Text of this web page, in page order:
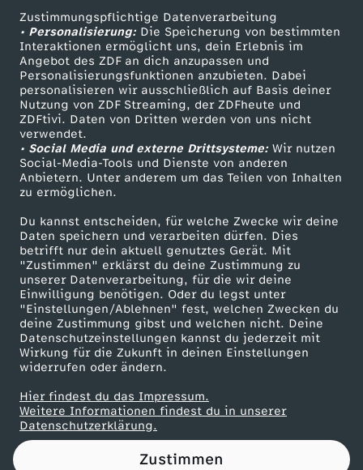
Zustimmungspflichtige Datenverarbeitung
• Personalisierung:Die Speicherung von bestimmten
Interaktionen ermöglicht uns, dein Erlebnis im
Angebot des ZDF an dich anzupassen und
Personalisierungsfunktionen anzubieten. Dabei
personalisieren wir ausschließlich auf Basis deiner
Nutzung von ZDF Streaming, der ZDFheute und
ZDFtivi. Daten von Dritten werden von uns nicht
verwendet.
• Social Media und externe Drittsysteme:Wir nutzen
Social-Media-Tools und Dienste von anderen
Anbietern. Unter anderem um das Teilen von Inhalten
zu ermöglichen.
Du kannst entscheiden, für welche Zwecke wir deine
Daten speichern und verarbeiten dürfen. Dies
betrifft nur dein aktuell genutztes Gerät. Mit
"Zustimmen" erklärst du deine Zustimmung zu
unserer Datenverarbeitung, für die wir deine
Einwilligung benötigen. Oder du legst unter
"Einstellungen/Ablehnen" fest, welchen Zwecken du
deine Zustimmung gibst und welchen nicht. Deine
Datenschutzeinstellungen kannst du jederzeit mit
Wirkung für die Zukunft in deinen Einstellungen
widerrufen oder ändern.
Hier findest du das Impressum.
Weitere Informationen findest du in unserer
Datenschutzerklärung.
Zustimmen
l
t
2
0
2
5
:
W
o
h
n
e
Livestreams
Sendungen A-Z
TV-Programm
Zuschauerservice
Hilfe
ZDF Unternehmen
Karriere
ZDF goes Schule
Werbefernsehen
Mainzelmännchen
Partner